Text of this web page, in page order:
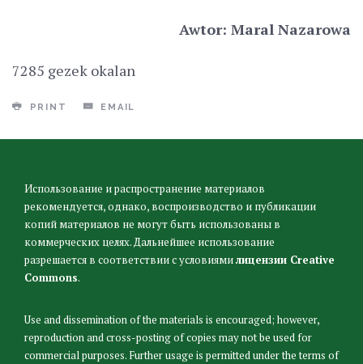
Awtor: Maral Nazarowa
7285 gezek okalan
PRINT EMAIL
Использование и распространение материалов
рекомендуется, однако, воспроизводство и публикации
копий материалов не могут быть использованы в
коммерческих целях. Дальнейшее использование
разрешается в соответствии с условиямилицензии Creative
Commons.
Use and dissemination of the materials is encouraged; however,
reproduction and cross-posting of copies may not be used for
commercial purposes. Further usage is permitted under the terms of